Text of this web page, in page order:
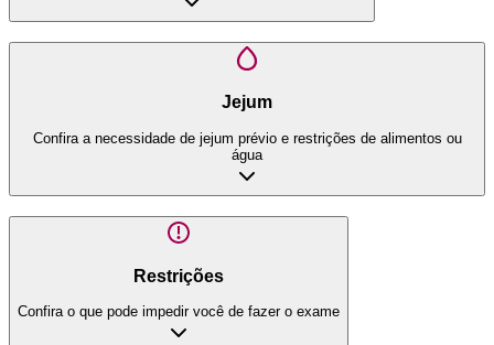
Jejum
Confira a necessidade de jejum prévio e restrições de alimentos ou
água
Restrições
Confira o que pode impedir você de fazer o exame